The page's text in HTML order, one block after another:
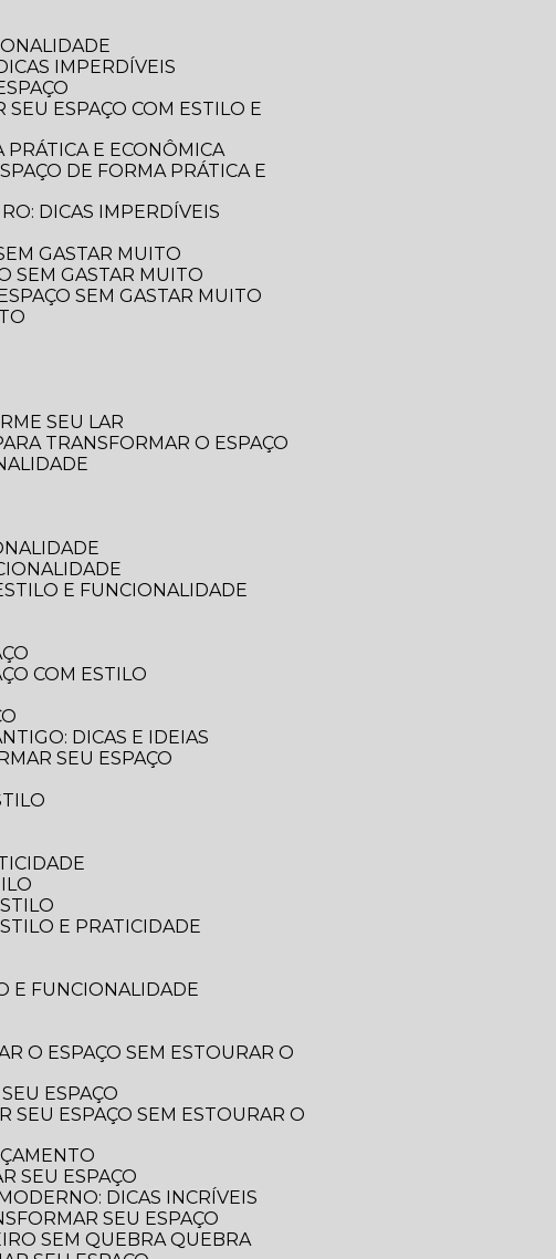
IMPERDÍVEIS
PRÁTICA E ECONÔMICA
DICAS IMPERDÍVEIS
GASTAR MUITO
SEM GASTAR MUITO
SEM GASTAR MUITO
SEU LAR
TRANSFORMAR O ESPAÇO
E FUNCIONALIDADE
COM ESTILO
DICAS E IDEIAS
SEU ESPAÇO
E PRATICIDADE
E FUNCIONALIDADE
ESPAÇO
SEU ESPAÇO
DICAS INCRÍVEIS
SEU ESPAÇO
SEM QUEBRA QUEBRA